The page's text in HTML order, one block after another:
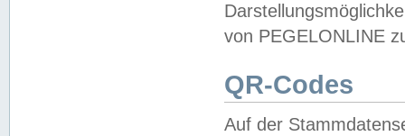
von PEGELONLINE
QR-Codes
Auf der